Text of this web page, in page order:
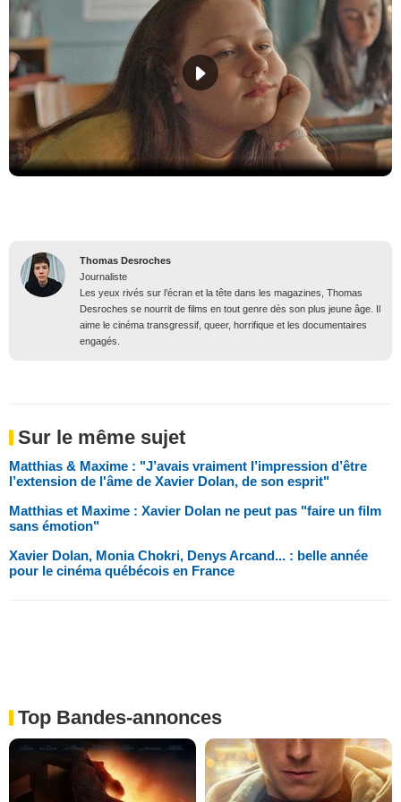
Thomas Desroches
Journaliste
Les yeux rivés sur l’écran et la tête dans les magazines, Thomas
Desroches se nourrit de films en tout genre dès son plus jeune âge. Il
aime le cinéma transgressif, queer, horrifique et les documentaires
engagés.
Sur le même sujet
Matthias & Maxime : "J’avais vraiment l’impression d’être
l’extension de l'âme de Xavier Dolan, de son esprit"
Matthias et Maxime : Xavier Dolan ne peut pas "faire un film
sans émotion"
Xavier Dolan, Monia Chokri, Denys Arcand... : belle année
pour le cinéma québécois en France
Top Bandes-annonces